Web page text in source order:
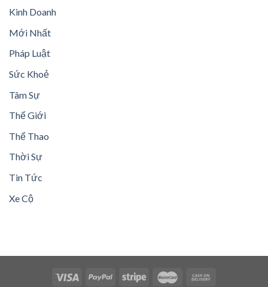
Kinh Doanh
Mới Nhất
Pháp Luật
Sức Khoẻ
Tâm Sự
Thế Giới
Thể Thao
Thời Sự
Tin Tức
Xe Cộ